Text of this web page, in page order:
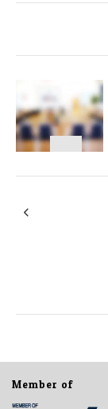
Member of